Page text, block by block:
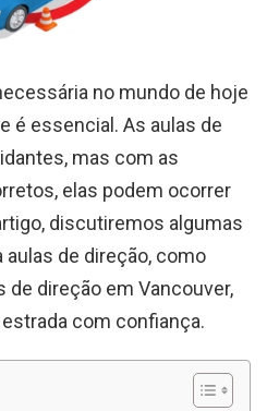
no mundo de hoje
é essencial. As aulas de
mas com as
elas podem ocorrer
discutiremos algumas
de direção, como
de direção em Vancouver,
com confiança.